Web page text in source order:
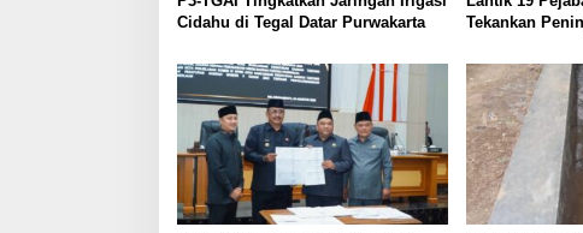
Cidahu di Tegal Datar Purwakarta
Tekankan